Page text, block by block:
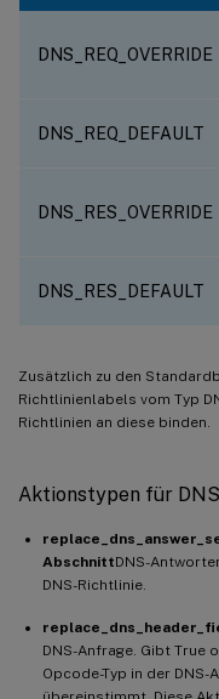
DNS_REQ_OVERRIDE
DNS_REQ_DEFAULT
DNS_RES_OVERRIDE
DNS_RES_DEFAULT
Zusätzlich zu den
Richtlinienlabels vom Typ
Richtlinien an diese binden.
Aktionstypen für
AbschnittDNS-
DNS-Richtlinie.
DNS-Anfrage. Gibt True
Opcode-Typ in der DNS-